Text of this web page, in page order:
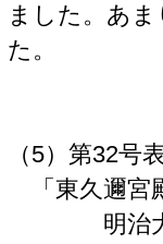
ました。あ
た。
（5）第32
「東久邇宮
明治大帝